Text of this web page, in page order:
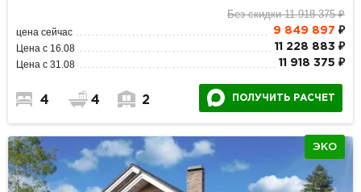
Без скидки 11 918 375 ₽
цена сейчас 9 849 897 ₽
Цена с 16.08 11 228 883 ₽
Цена с 31.08 11 918 375 ₽
4 4 2 ПОЛУЧИТЬ РАСЧЕТ
ЭКО